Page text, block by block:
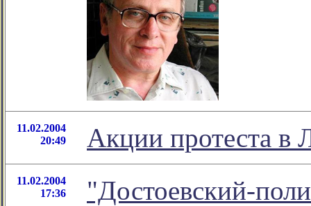
11.02.2004
20:49
Акции протеста в
11.02.2004
17:36
"Достоевский-